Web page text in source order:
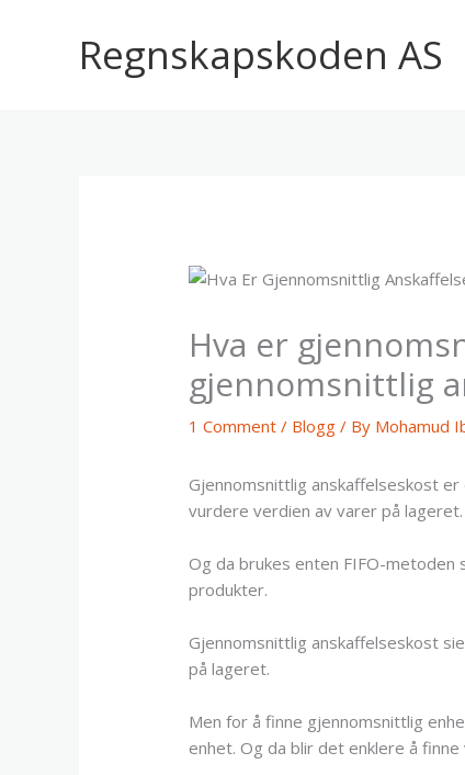
Regnskapskoden AS
Hva er
gjennomsnittlig
1 Comment / Blogg / By Mohamud
Gjennomsnittlig anskaffelseskost
vurdere verdien av varer på lageret.
Og da brukes enten FIFO-
produkter.
Gjennomsnittlig anskaffelseskost
på lageret.
Men for å finne gjennomsnittlig
enhet. Og da blir det enklere å